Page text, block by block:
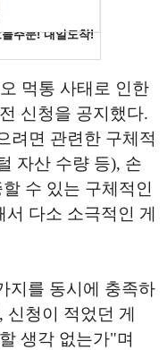
먹통 사태로 인한
신청을 공지했다.
려면 관련한 구체적
자산 수량 등), 손
수 있는 구체적인
다소 소극적인 게
지를 동시에 충족하
청이 적었던 게
생각 없는가"며